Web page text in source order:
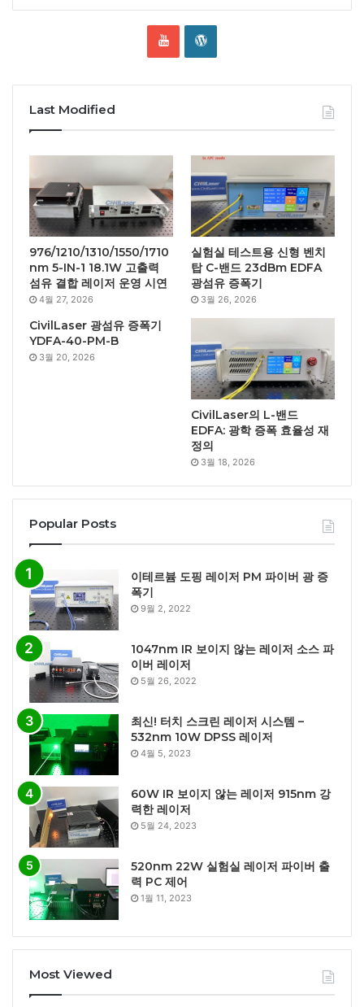
Last Modified
976/1210/1310/1550/1710
nm 5-IN-1 18.1W 고출력
섬유 결합 레이저 운영 시연
4월 27, 2026
실험실 테스트용 신형 벤치
탑 C-밴드 23dBm EDFA
광섬유 증폭기
3월 26, 2026
CivilLaser 광섬유 증폭기
YDFA-40-PM-B
3월 20, 2026
CivilLaser의 L-밴드
EDFA: 광학 증폭 효율성 재
정의
3월 18, 2026
Popular Posts
이테르븀 도핑 레이저 PM 파이버 광 증
폭기
9월 2, 2022
1047nm IR 보이지 않는 레이저 소스 파
이버 레이저
5월 26, 2022
최신! 터치 스크린 레이저 시스템 –
532nm 10W DPSS 레이저
4월 5, 2023
60W IR 보이지 않는 레이저 915nm 강
력한 레이저
5월 24, 2023
520nm 22W 실험실 레이저 파이버 출
력 PC 제어
1월 11, 2023
Most Viewed